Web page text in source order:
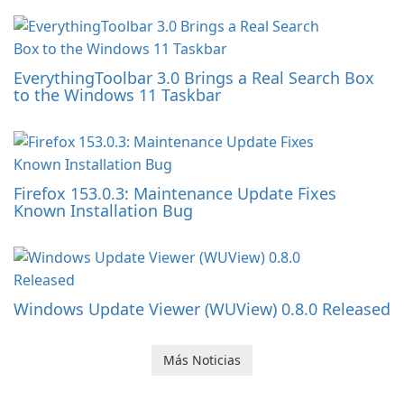
EverythingToolbar 3.0 Brings a Real Search Box
to the Windows 11 Taskbar
Firefox 153.0.3: Maintenance Update Fixes
Known Installation Bug
Windows Update Viewer (WUView) 0.8.0 Released
Más Noticias